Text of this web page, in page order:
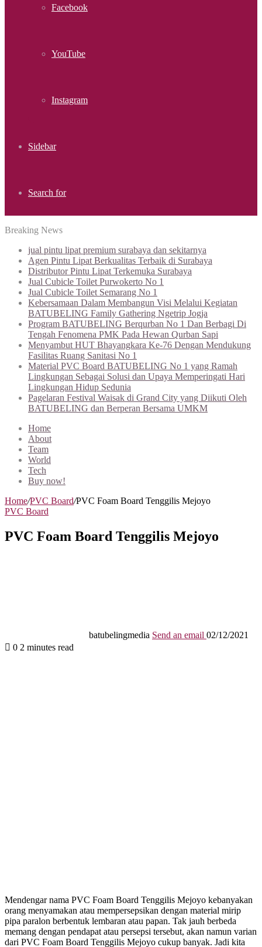
Facebook
YouTube
Instagram
Sidebar
Search for
Breaking News
jual pintu lipat premium surabaya dan sekitarnya
Agen Pintu Lipat Berkualitas Terbaik di Surabaya
Distributor Pintu Lipat Terkemuka Surabaya
Jual Cubicle Toilet Purwokerto No 1
Jual Cubicle Toilet Semarang No 1
Kebersamaan Dalam Membangun Visi Melalui Kegiatan
BATUBELING Family Gathering Ngetrip Jogja
Program BATUBELING Berqurban No 1 Dan Berbagi Di
Tengah Fenomena PMK Pada Hewan Qurban Sapi
Menyambut HUT Bhayangkara Ke-76 Dengan Mendukung
Fasilitas Ruang Sanitasi No 1
Material PVC Board BATUBELING No 1 yang Ramah
Lingkungan Sebagai Solusi dan Upaya Memperingati Hari
Lingkungan Hidup Sedunia
Pagelaran Festival Waisak di Grand City yang Diikuti Oleh
BATUBELING dan Berperan Bersama UMKM
Home
About
Team
World
Tech
Buy now!
Home/PVC Board/PVC Foam Board Tenggilis Mejoyo
PVC Board
PVC Foam Board Tenggilis Mejoyo
batubelingmedia Send an email 02/12/2021
0 2 minutes read
Mendengar nama PVC Foam Board Tenggilis Mejoyo kebanyakan
orang menyamakan atau mempersepsikan dengan material mirip
pipa paralon berbentuk lembaran atau papan. Tak jauh berbeda
memang dengan pendapat atau persepsi tersebut, akan namun varian
dari PVC Foam Board Tenggilis Mejoyo cukup banyak. Jadi kita